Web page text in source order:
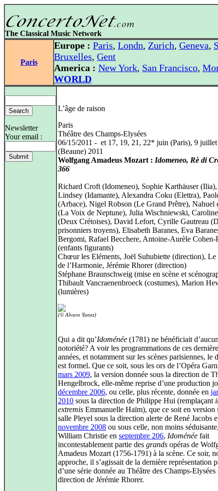
The Classical Music Network
Paris
Europe : Paris, Londn, Zurich, Geneva,
Bruxelles, Gent
America : New York, San Francisco,
WORLD
Newsletter
Your email :
L’âge de raison
Paris
Théâtre des Champs-Elysées
06/15/2011 - et 17, 19, 21, 22* juin (Paris), 9 juillet
(Beaune) 2011
Wolfgang Amadeus Mozart : Idomeneo, Rè di
366
Richard Croft (Idomeneo), Sophie Karthäuser
Lindsey (Idamante), Alexandra Coku (Elettra),
(Arbace), Nigel Robson (Le Grand Prêtre), Nahuel
(La Voix de Neptune), Julia Wischniewski,
(Deux Crétoises), David Lefort, Cyrille Gautreau
prisonniers troyens), Elisabeth Baranes, Eva
Bergomi, Rafael Becchere, Antoine-Aurèle Cohen-
(enfants figurants)
Chœur les Eléments, Joël Suhubiette (direction), Le
de l’Harmonie, Jérémie Rhorer (direction)
Stéphane Braunschweig (mise en scène et
Thibault Vancraenenbroeck (costumes), Marion
(lumières)
(© Alvaro Yanez)
Qui a dit qu’Idoménée (1781) ne bénéficiait
notoriété? A voir les programmations de ces
années, et notamment sur les scènes parisiennes, le
est formel. Que ce soit, sous les ors de l’Opéra
mars 2009, la version donnée sous la direction de
Hengelbrock, elle-même reprise d’une production
décembre 2006, ou celle, plus récente, donnée en
2010 sous la direction de Philippe Hui (remplaçant
extremis Emmanuelle Haïm), que ce soit en version
salle Pleyel sous la direction alerte de René Jacobs
novembre 2008 ou sous celle, non moins
William Christie en septembre 206, Idoménée fait
incontestablement partie des grands opéras de
Amadeus Mozart (1756-1791) à la scène. Ce soir,
approche, il s’agissait de la dernière représentation
d’une série donnée au Théâtre des Champs-Elysées
direction de Jérémie Rhorer.